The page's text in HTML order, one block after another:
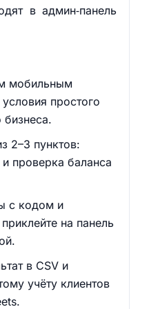
в админ‑панель
мобильным
простого
бизнеса.
2–3 пунктов:
проверка баланса
с кодом и
на панель
в CSV и
учёту клиентов